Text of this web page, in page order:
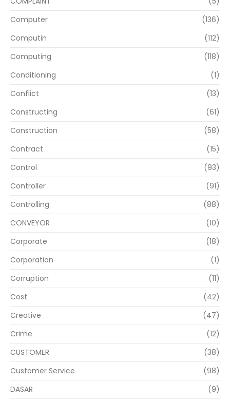
Computer
(136)
Computin
(112)
Computing
(118)
Conditioning
(1)
Conflict
(13)
Constructing
(61)
Construction
(58)
Contract
(15)
Control
(93)
Controller
(91)
Controlling
(88)
CONVEYOR
(10)
Corporate
(18)
Corporation
(1)
Corruption
(11)
Cost
(42)
Creative
(47)
Crime
(12)
CUSTOMER
(38)
Customer Service
(98)
DASAR
(9)